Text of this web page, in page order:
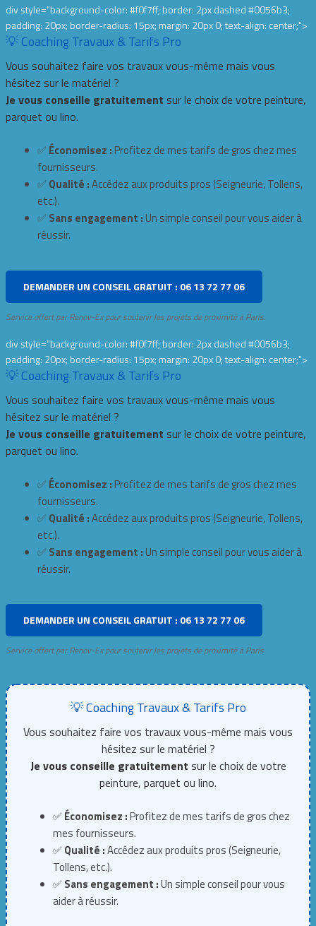
div style="background-color: #f0f7ff; border: 2px dashed #0056b3;
padding: 20px; border-radius: 15px; margin: 20px 0; text-align: center;">
💡 Coaching Travaux & Tarifs Pro
Vous souhaitez faire vos travaux vous-même mais vous
hésitez sur le matériel ?
Je vous conseille gratuitement sur le choix de votre peinture,
parquet ou lino.
✅ Économisez : Profitez de mes tarifs de gros chez mes
fournisseurs.
✅ Qualité :Accédez aux produits pros (Seigneurie, Tollens,
etc.).
✅ Sans engagement : Un simple conseil pour vous aider à
réussir.
DEMANDER UN CONSEIL GRATUIT : 06 13 72 77 06
Service offert par Renov-Ex pour soutenir les projets de proximité à Paris.
div style="background-color: #f0f7ff; border: 2px dashed #0056b3;
padding: 20px; border-radius: 15px; margin: 20px 0; text-align: center;">
💡 Coaching Travaux & Tarifs Pro
Vous souhaitez faire vos travaux vous-même mais vous
hésitez sur le matériel ?
Je vous conseille gratuitement sur le choix de votre peinture,
parquet ou lino.
✅ Économisez : Profitez de mes tarifs de gros chez mes
fournisseurs.
✅ Qualité :Accédez aux produits pros (Seigneurie, Tollens,
etc.).
✅ Sans engagement : Un simple conseil pour vous aider à
réussir.
DEMANDER UN CONSEIL GRATUIT : 06 13 72 77 06
Service offert par Renov-Ex pour soutenir les projets de proximité à Paris.
💡 Coaching Travaux & Tarifs Pro
Vous souhaitez faire vos travaux vous-même mais vous
hésitez sur le matériel ?
Je vous conseille gratuitement sur le choix de votre
peinture, parquet ou lino.
✅Économisez :Profitez de mes tarifs de gros chez
mes fournisseurs.
✅Qualité :Accédez aux produits pros (Seigneurie,
Tollens, etc.).
✅Sans engagement :Un simple conseil pour vous
aider à réussir.